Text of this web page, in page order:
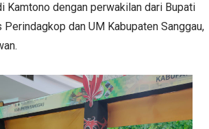
Kamtono dengan perwakilan dari Bupati
Perindagkop dan UM Kabupaten Sanggau,